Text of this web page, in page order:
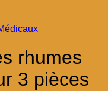
rhumes
3 pièces